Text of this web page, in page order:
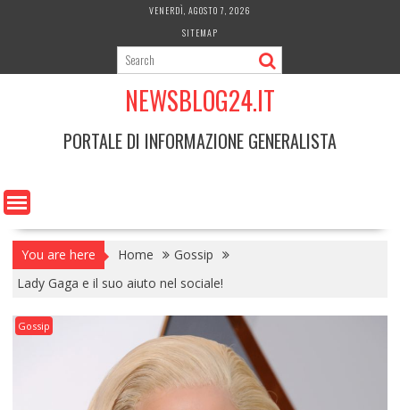
VENERDÌ, AGOSTO 7, 2026
SITEMAP
NEWSBLOG24.IT
PORTALE DI INFORMAZIONE GENERALISTA
You are here Home
Gossip
Lady Gaga e il suo aiuto nel sociale!
Gossip